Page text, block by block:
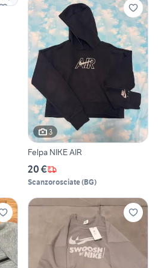
3
Felpa NIKE AIR
20 €
Scanzorosciate(BG)